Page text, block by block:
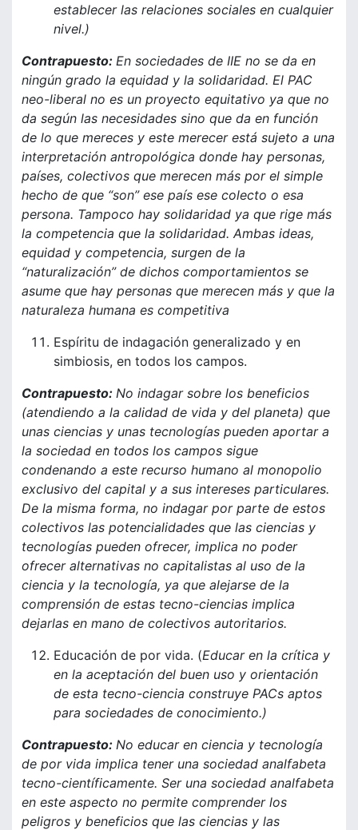
establecer las relaciones sociales en cualquier
nivel.)
Contrapuesto: En sociedades de IIE no se da en
ningún grado la equidad y la solidaridad. El PAC
neo-liberal no es un proyecto equitativo ya que no
da según las necesidades sino que da en función
de lo que mereces y este merecer está sujeto a una
interpretación antropológica donde hay personas,
países, colectivos que merecen más por el simple
hecho de que “son” ese país ese colecto o esa
persona. Tampoco hay solidaridad ya que rige más
la competencia que la solidaridad. Ambas ideas,
equidad y competencia, surgen de la
“naturalización” de dichos comportamientos se
asume que hay personas que merecen más y que la
naturaleza humana es competitiva
Espíritu de indagación generalizado y en
simbiosis, en todos los campos.
Contrapuesto: No indagar sobre los beneficios
(atendiendo a la calidad de vida y del planeta) que
unas ciencias y unas tecnologías pueden aportar a
la sociedad en todos los campos sigue
condenando a este recurso humano al monopolio
exclusivo del capital y a sus intereses particulares.
De la misma forma, no indagar por parte de estos
colectivos las potencialidades que las ciencias y
tecnologías pueden ofrecer, implica no poder
ofrecer alternativas no capitalistas al uso de la
ciencia y la tecnología, ya que alejarse de la
comprensión de estas tecno-ciencias implica
dejarlas en mano de colectivos autoritarios.
Educación de por vida. (Educar en la crítica y
en la aceptación del buen uso y orientación
de esta tecno-ciencia construye PACs aptos
para sociedades de conocimiento.)
Contrapuesto: No educar en ciencia y tecnología
de por vida implica tener una sociedad analfabeta
tecno-científicamente. Ser una sociedad analfabeta
en este aspecto no permite comprender los
peligros y beneficios que las ciencias y las